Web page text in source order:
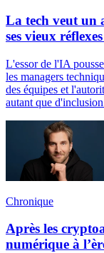
La tech veut un
ses vieux réflexes
L'essor de l'IA
les managers
des équipes et
autant que
Chronique
Après les
numérique à